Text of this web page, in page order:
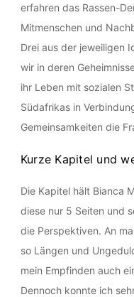
erfahren das Rassen-
Mitmenschen und
Drei aus der jeweiligen
wir in deren
ihr Leben mit sozialen
Südafrikas in
Gemeinsamkeiten die
Kurze Kapitel und
Die Kapitel hält Bianca
diese nur 5 Seiten und
die Perspektiven. An
so Längen und
mein Empfinden auch
Dennoch konnte ich